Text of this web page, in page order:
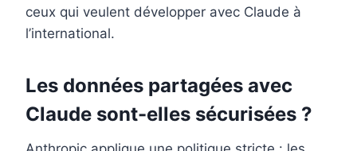
ceux qui veulent développer avec Claude à
l’international.
Les données partagées avec
Claude sont-elles sécurisées ?